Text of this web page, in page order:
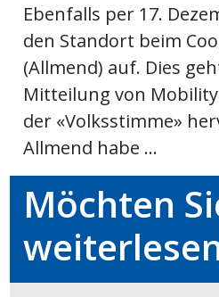
App
Fussball
Ebenfalls per 17.
den Standort beim
(Allmend) auf. Dies
Mitteilung von
der «Volksstimme»
Allmend habe ...
Möchten